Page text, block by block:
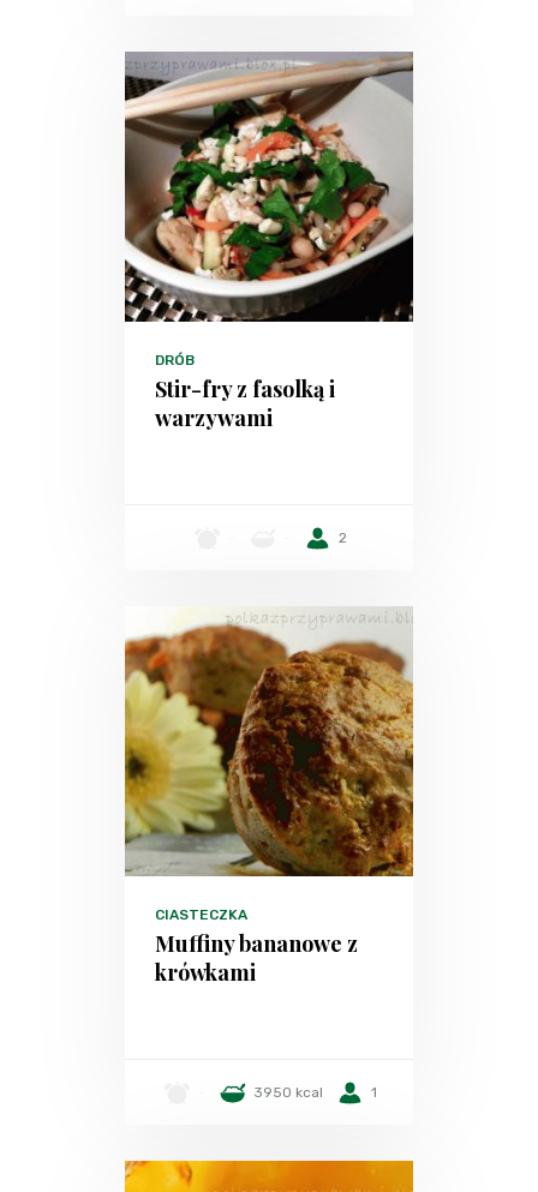
DRÓB
Stir-fry z fasolką i
warzywami
2
CIASTECZKA
Muffiny bananowe z
krówkami
3950 kcal 1